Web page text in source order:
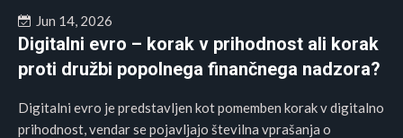
Jun 14, 2026
Digitalni evro – korak v prihodnost ali korak
proti družbi popolnega finančnega nadzora?
Digitalni evro je predstavljen kot pomemben korak v digitalno
prihodnost, vendar se pojavljajo številna vprašanja o